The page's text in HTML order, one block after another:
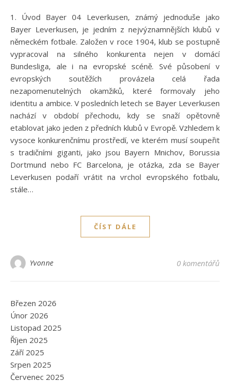
1. Úvod Bayer 04 Leverkusen, známý jednoduše jako
Bayer Leverkusen, je jedním z nejvýznamnějších klubů v
německém fotbale. Založen v roce 1904, klub se postupně
vypracoval na silného konkurenta nejen v domácí
Bundesliga, ale i na evropské scéně. Své působení v
evropských soutěžích provázela celá řada
nezapomenutelných okamžiků, které formovaly jeho
identitu a ambice. V posledních letech se Bayer Leverkusen
nachází v období přechodu, kdy se snaží opětovně
etablovat jako jeden z předních klubů v Evropě. Vzhledem k
vysoce konkurenčnímu prostředí, ve kterém musí soupeřit
s tradičními giganti, jako jsou Bayern Mnichov, Borussia
Dortmund nebo FC Barcelona, je otázka, zda se Bayer
Leverkusen podaří vrátit na vrchol evropského fotbalu,
stále…
ČÍST DÁLE
Yvonne 0 komentářů
Březen 2026
Únor 2026
Listopad 2025
Říjen 2025
Září 2025
Srpen 2025
Červenec 2025